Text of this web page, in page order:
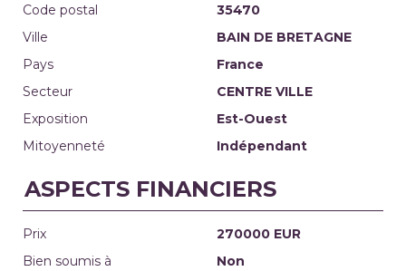
Code postal
35470
Ville
BAIN DE BRETAGNE
Pays
France
Secteur
CENTRE VILLE
Exposition
Est-Ouest
Mitoyenneté
Indépendant
ASPECTS FINANCIERS
Prix
270000 EUR
Bien soumis à
Non